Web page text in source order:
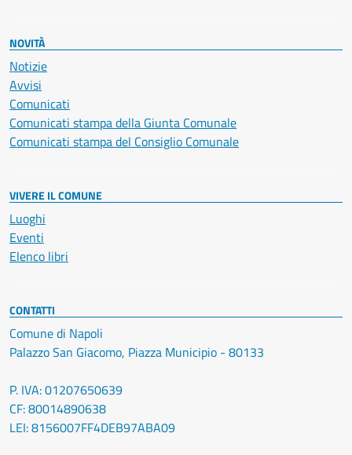
NOVITÀ
Notizie
Avvisi
Comunicati
Comunicati stampa della Giunta Comunale
Comunicati stampa del Consiglio Comunale
VIVERE IL COMUNE
Luoghi
Eventi
Elenco libri
CONTATTI
Comune di Napoli
Palazzo San Giacomo, Piazza Municipio - 80133
P. IVA: 01207650639
CF: 80014890638
LEI: 8156007FF4DEB97ABA09